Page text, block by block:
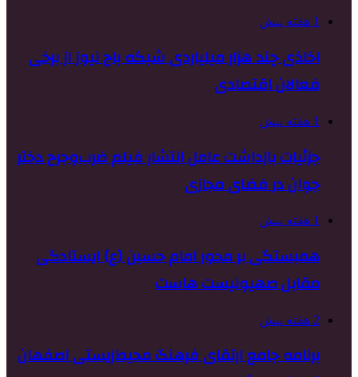
1 هفته پیش
اخاذی چند هزار میلیاردی شبکه باج نیوز از برخی
فعالان اقتصادی
1 هفته پیش
جزئیات بازداشت عامل انتشار فیلم ضرب‌وجرح دختر
جوان در فضای مجازی
1 هفته پیش
همبستگی بر محور امام حسین (ع) ایستادگی
مقابل صهیونیست هاست
2 هفته پیش
برنامه جامع ارتقای فرهنگ محیط‌زیستی اصفهان